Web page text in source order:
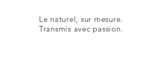
Le naturel, sur mesure.
Transmis avec passion.